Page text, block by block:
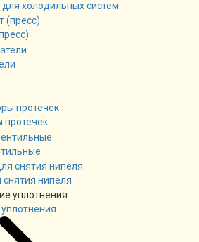
для холодильных систем
протечек
нипеля